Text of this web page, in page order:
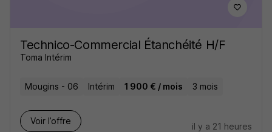
Technico-Commercial Étanchéité H/F
Toma Intérim
Mougins - 06 Intérim 1 900 € / mois 3 mois
Voir l’offre
il y a 21 heures